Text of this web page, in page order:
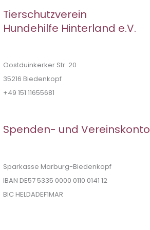
Tierschutzverein
Hundehilfe Hinterland e.V.
Oostduinkerker Str. 20
35216 Biedenkopf
+49 151 11655681
Spenden- und Vereinskonto
Sparkasse Marburg-Biedenkopf
IBAN DE57 5335 0000 0110 0141 12
BIC HELDADEF1MAR